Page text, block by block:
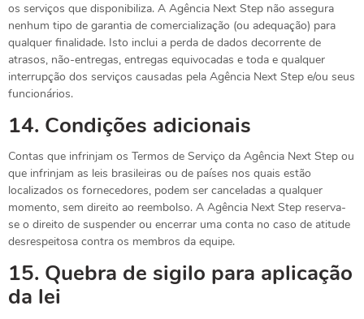
os serviços que disponibiliza. A Agência Next Step não assegura
nenhum tipo de garantia de comercialização (ou adequação) para
qualquer finalidade. Isto inclui a perda de dados decorrente de
atrasos, não-entregas, entregas equivocadas e toda e qualquer
interrupção dos serviços causadas pela Agência Next Step e/ou seus
funcionários.
14. Condições adicionais
Contas que infrinjam os Termos de Serviço da Agência Next Step ou
que infrinjam as leis brasileiras ou de países nos quais estão
localizados os fornecedores, podem ser canceladas a qualquer
momento, sem direito ao reembolso. A Agência Next Step reserva-
se o direito de suspender ou encerrar uma conta no caso de atitude
desrespeitosa contra os membros da equipe.
15. Quebra de sigilo para aplicação
da lei